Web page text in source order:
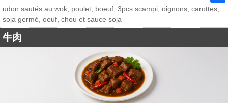
udon sautés au wok, poulet, boeuf, 3pcs scampi, oignons, carottes,
soja germé, oeuf, chou et sauce soja
牛肉